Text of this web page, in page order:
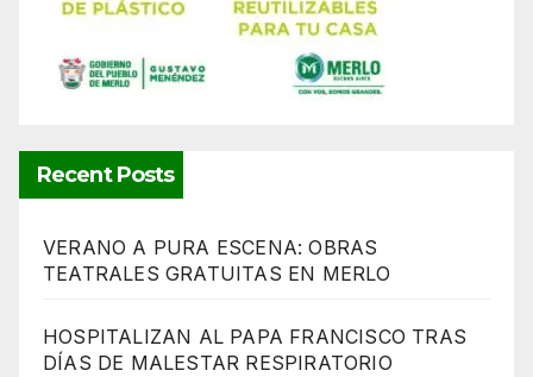
Recent Posts
VERANO A PURA ESCENA: OBRAS
TEATRALES GRATUITAS EN MERLO
HOSPITALIZAN AL PAPA FRANCISCO TRAS
DÍAS DE MALESTAR RESPIRATORIO